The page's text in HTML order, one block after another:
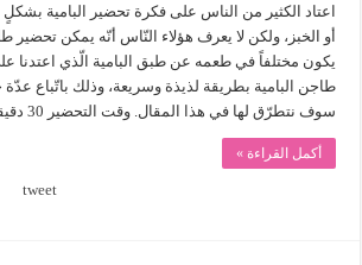
لعمل
طاجن
البامية
باللحمة
مغلقة
اعتاد الكثير من الناس على فكرة تحضير البامية بشكلٍ
أو الخبز، ولكن لا يعرف هؤلاء النّاس أنّه يمكن تحضير
يكون مختلفاً في طعمه عن طبق البامية الّذي اعتدنا
طاجن البامية بطريقة لذيذة وسريعة، وذلك باتّباع
سوف نتطرّق لها في هذا المقال. وقت التحضير 30 دقيقة …
أكمل القراءة »
tweet